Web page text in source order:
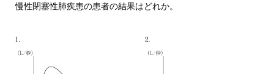
慢性閉塞性肺疾患の患者の結果はどれか。